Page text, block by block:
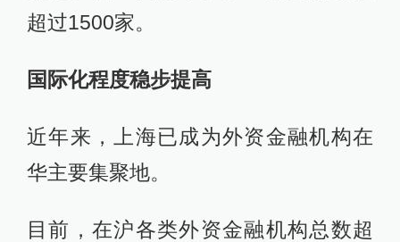
超过1500家。
国际化程度稳步提高
近年来，上海已成为外资金融机构在
华主要集聚地。
目前，在沪各类外资金融机构总数超